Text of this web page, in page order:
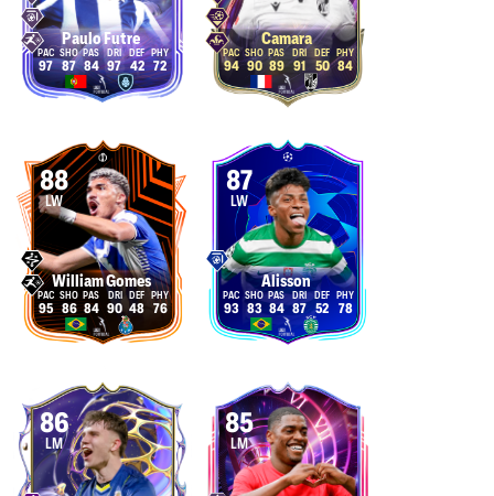
Paulo Futre
97 87 84 97 42 72
Camara
94 90 89 91 50 84
88
LW
William Gomes
95 86 84 90 48 76
87
LW
Alisson
93 83 84 87 52 78
86
LM
85
LM